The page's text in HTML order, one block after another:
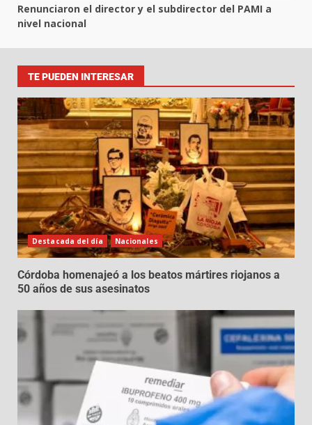
Renunciaron el director y el subdirector del PAMI a
nivel nacional
TE PUEDEN INTERESAR
Destacada del día Nacionales
Córdoba homenajeó a los beatos mártires riojanos a
50 años de sus asesinatos